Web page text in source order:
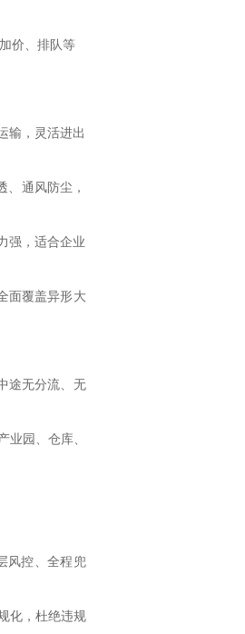
价、排队等
输，灵活进出
通风防尘，
强，适合企业
面覆盖异形大
途无分流、无
业园、仓库、
风控、全程兜
化，杜绝违规